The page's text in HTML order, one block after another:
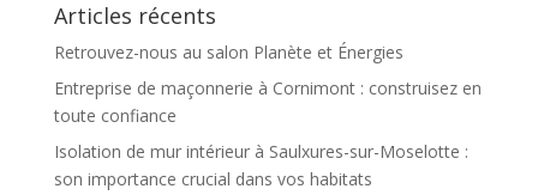
Articles récents
Retrouvez-nous au salon Planète et Énergies
Entreprise de maçonnerie à Cornimont : construisez en
toute confiance
Isolation de mur intérieur à Saulxures-sur-Moselotte :
son importance crucial dans vos habitats